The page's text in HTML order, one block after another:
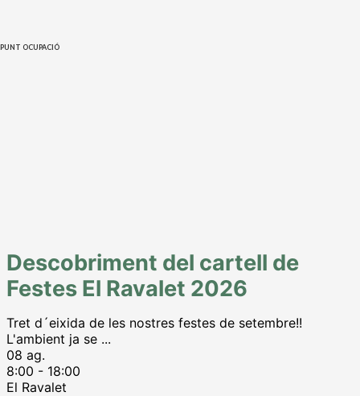
PUNT OCUPACIÓ
Descobriment del cartell de
Festes El Ravalet 2026
Tret d´eixida de les nostres festes de setembre!!
L'ambient ja se ...
08 ag.
8:00 - 18:00
El Ravalet